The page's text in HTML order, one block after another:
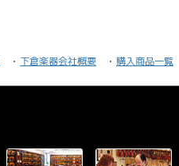
下倉楽器会社概要 購入商品一覧